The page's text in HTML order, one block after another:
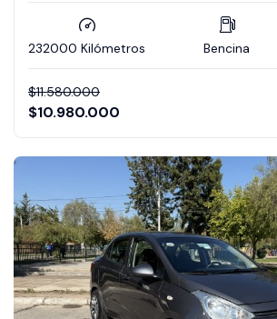
232000 Kilómetros Bencina
$11.580.000
$10.980.000